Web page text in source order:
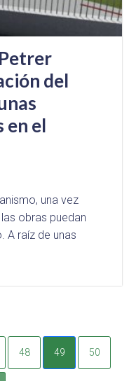
del
en el
una vez
obras puedan
A raíz de unas
48 49 50